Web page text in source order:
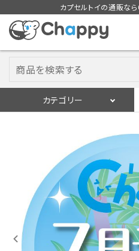
カプセルトイの通販なら
カテゴリー
入荷スケジュール
カプセルトイマシン本体
カプセルトイ